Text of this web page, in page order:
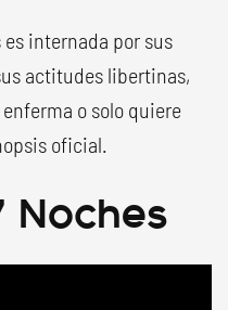
internada por sus
actitudes libertinas,
o solo quiere
oficial.
Noches